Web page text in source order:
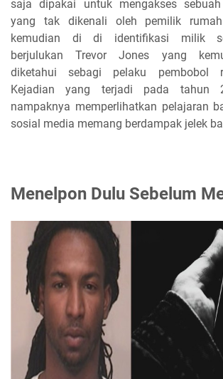
saja dipakai untuk mengakses
yang tak dikenali oleh pemilik
kemudian di di identifikasi milik
berjulukan Trevor Jones yang
diketahui sebagi pelaku pembobol
Kejadian yang terjadi pada tahun
nampaknya memperlihatkan pelajaran
sosial media memang berdampak jelek
Menelpon Dulu Sebelum